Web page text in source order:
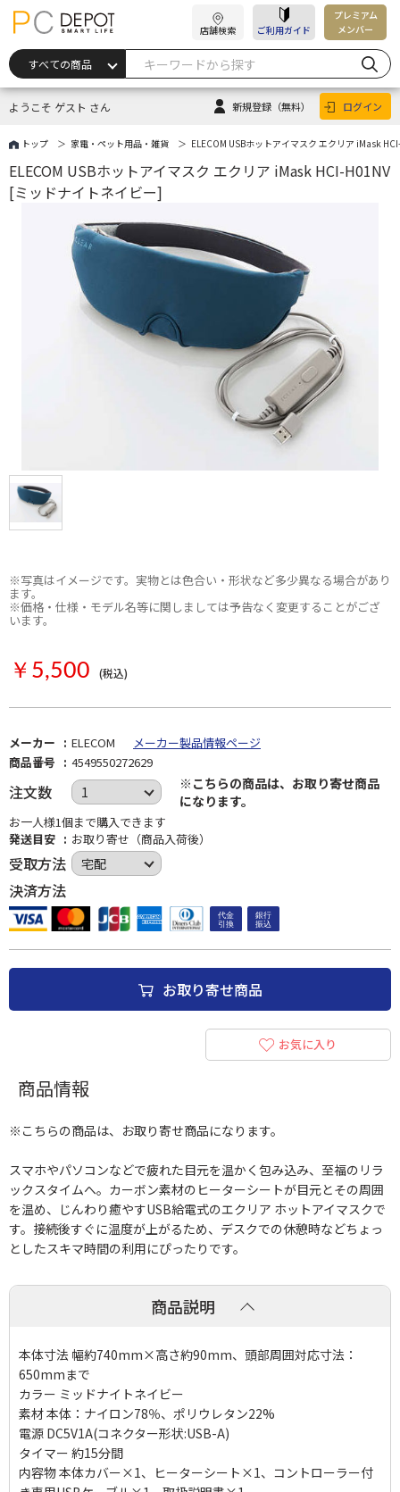
店舗検索 ご利用ガイド
プレミアム
メンバー
ようこそ ゲスト さん 新規登録 （無料） ログイン
トップ 家電・ペット用品・雑貨 ELECOM USBホットアイマスク エクリア iMask
※写真はイメージです。実物とは色合い・形状など多少異なる場合があり
ます。
※価格・仕様・モデル名等に関しましては予告なく変更することがござ
います。
ELECOM USBホットアイマスク エクリア iMask HCI-H01NV
[ミッドナイトネイビー]
￥5,500 (税込)
メーカー ELECOM
メーカー製品情報ページ
商品番号
4549550272629
注文数
※こちらの商品は、お取り寄せ商品
になります。
お一人様1個まで購入できます
発送目安
お取り寄せ（商品入荷後）
受取方法
決済方法
お取り寄せ商品
お気に入り
商品情報
※こちらの商品は、お取り寄せ商品になります。
スマホやパソコンなどで疲れた目元を温かく包み込み、至福のリラ
ックスタイムへ。カーボン素材のヒーターシートが目元とその周囲
を温め、じんわり癒やすUSB給電式のエクリア ホットアイマスクで
す。接続後すぐに温度が上がるため、デスクでの休憩時などちょっ
としたスキマ時間の利用にぴったりです。
商品説明
本体寸法 幅約740mm×高さ約90mm、頭部周囲対応寸法：
650mmまで
カラー ミッドナイトネイビー
素材 本体：ナイロン78％、ポリウレタン22%
電源 DC5V1A(コネクター形状:USB-A)
タイマー 約15分間
内容物 本体カバー×1、ヒーターシート×1、コントローラー付